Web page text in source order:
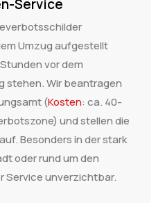
Service
Umzug aufgestellt
vor dem
stehen. Wir beantragen
(Kosten: ca. 40-
und stellen die
Besonders in der stark
oder rund um den
Service unverzichtbar.